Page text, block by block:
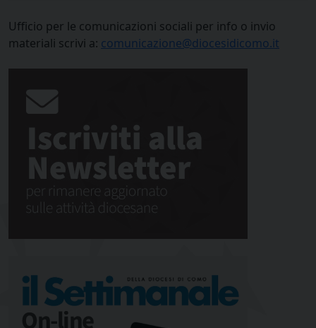
Ufficio per le comunicazioni sociali per info o invio
materiali scrivi a: comunicazione@diocesidicomo.it